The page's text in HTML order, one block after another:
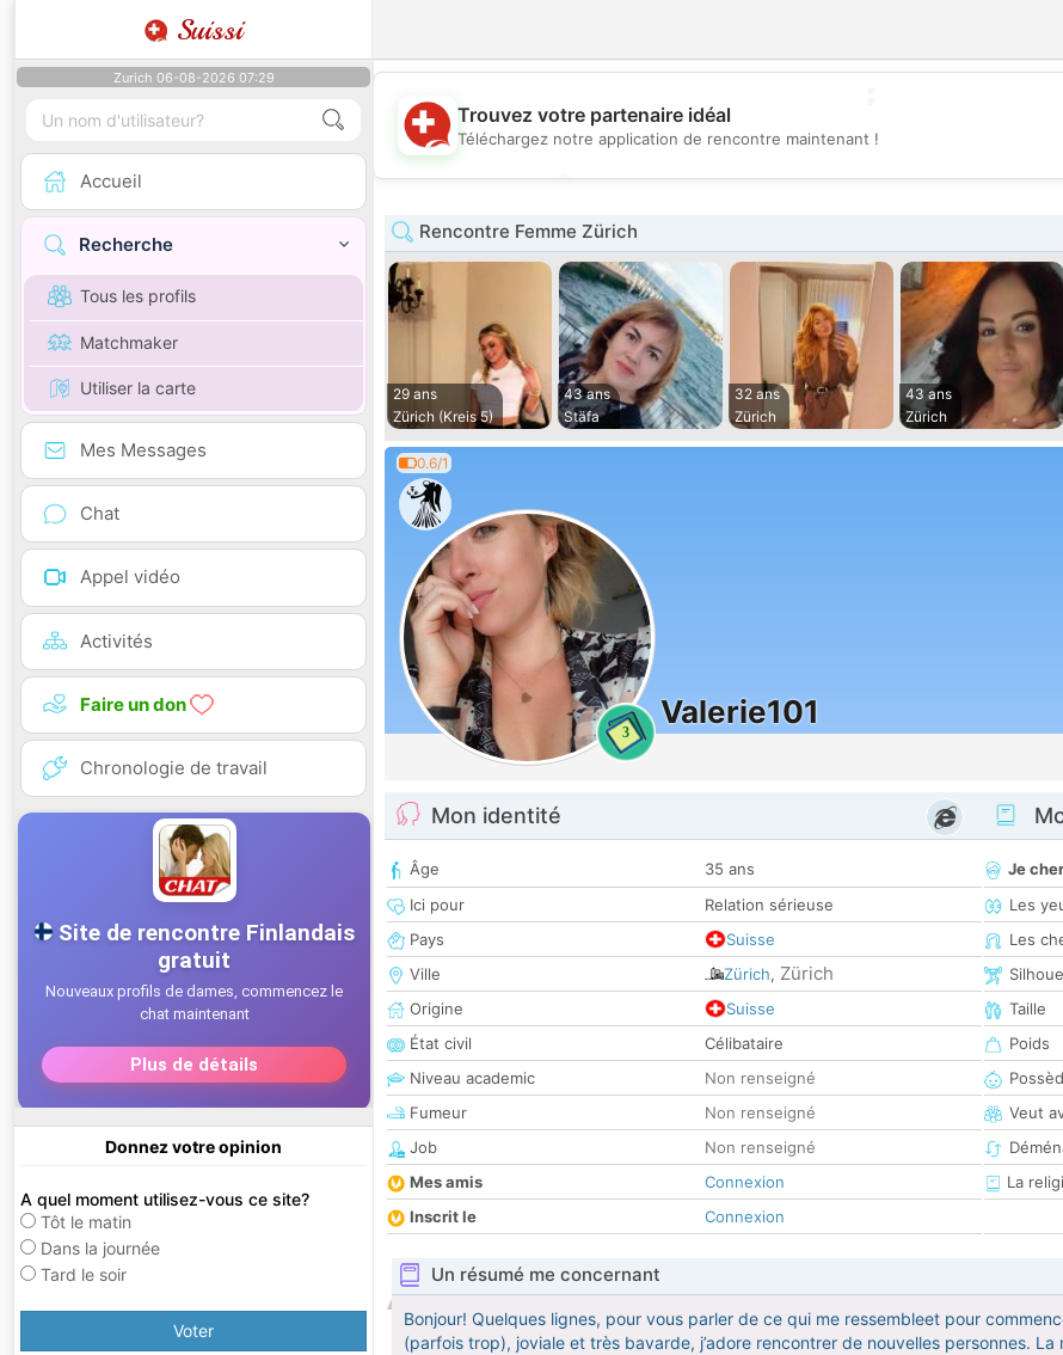
Suissi
Zurich 06-08-2026 07:29
Accueil
Recherche
Tous les profils
Matchmaker
Utiliser la carte
Mes Messages
Chat
Appel vidéo
Activités
Faire un don
Chronologie de travail
Donnez votre opinion
A quel moment utilisez-vous ce site?
Tôt le matin
Dans la journée
Tard le soir
Voter
💕
Trouvez votre partenaire idéal
Téléchargez notre application de rencontre maintenant !
Rencontre Femme Zürich
29 ans
Zürich (Kreis 5)
43 ans
Stäfa
32 ans
Zürich
43 ans
Zürich
0.6/1
3
Valerie101
Mon identité
Âge
35 ans
Ici pour
Relation sérieuse
Pays
Suisse
Ville
Zürich, Zürich
Origine
Suisse
État civil
Célibataire
Niveau academic
Non renseigné
Fumeur
Non renseigné
Job
Non renseigné
Mes amis
Connexion
Inscrit le
Connexion
Je
Les
Les
Taille
Poids
Veut
La
Un résumé me concernant
Bonjour! Quelques lignes, pour vous parler de ce qui me ressembleet pour
(parfois trop), joviale et très bavarde, j’adore rencontrer de nouvelles personnes.